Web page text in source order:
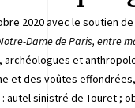
2020 avec le soutien
Dame de Paris, entre
archéologues et
et des voûtes
autel sinistré de Touret ;